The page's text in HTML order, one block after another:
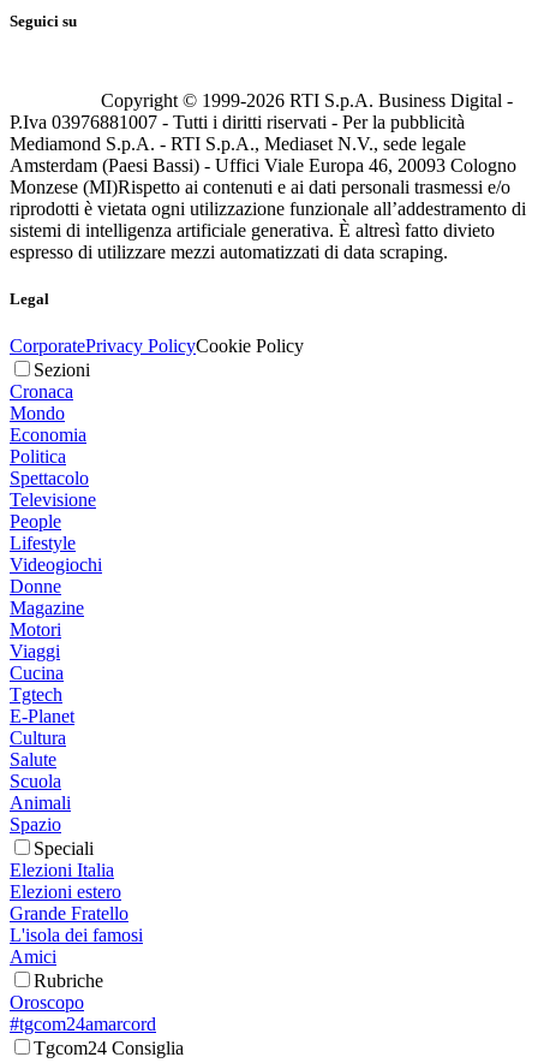
Seguici su
Copyright © 1999-2026 RTI S.p.A. Business Digital -
P.Iva 03976881007 - Tutti i diritti riservati - Per la pubblicità
Mediamond S.p.A. - RTI S.p.A., Mediaset N.V., sede legale
Amsterdam (Paesi Bassi) - Uffici Viale Europa 46, 20093 Cologno
Monzese (MI)Rispetto ai contenuti e ai dati personali trasmessi e/o
riprodotti è vietata ogni utilizzazione funzionale all’addestramento di
sistemi di intelligenza artificiale generativa. È altresì fatto divieto
espresso di utilizzare mezzi automatizzati di data scraping.
Legal
CorporatePrivacy PolicyCookie Policy
Sezioni
Cronaca
Mondo
Economia
Politica
Spettacolo
Televisione
People
Lifestyle
Videogiochi
Donne
Magazine
Motori
Viaggi
Cucina
Tgtech
E-Planet
Cultura
Salute
Scuola
Animali
Spazio
Speciali
Elezioni Italia
Elezioni estero
Grande Fratello
L'isola dei famosi
Amici
Rubriche
Oroscopo
#tgcom24amarcord
Tgcom24 Consiglia